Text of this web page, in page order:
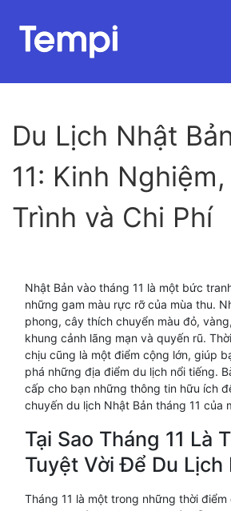
Du Lịch Nhật
11: Kinh
Trình và Chi Phí
Nhật Bản vào tháng 11 là một bức
những gam màu rực rỡ của mùa thu.
phong, cây thích chuyển màu đỏ,
khung cảnh lãng mạn và quyến rũ.
chịu cũng là một điểm cộng lớn, giúp
phá những địa điểm du lịch nổi tiếng.
cấp cho bạn những thông tin hữu ích
chuyến du lịch Nhật Bản tháng 11 của
Tại Sao Tháng 11 Là
Tuyệt Vời Để Du Lịch
Tháng 11 là một trong những thời